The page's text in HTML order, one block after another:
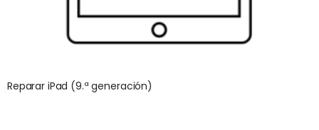
Reparar iPad (9.ª generación)